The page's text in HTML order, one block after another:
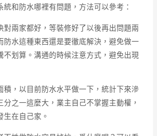
統和防水哪裡有問題，方法可以參考：
對兩家都好，等裝修好了以後再出問題兩
防水這種東西還是要徹底解決，避免做一
不划算。溝通的時候注意方式，避免出現
積，以目前防水水平做一下，統計下來滲
分之一這麼大，業主自己不掌握主動權，
生在自己家。